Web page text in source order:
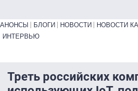
Primary links bottom
АНОНСЫ БЛОГИ НОВОСТИ НОВОСТИ
ИНТЕРВЬЮ
Треть российских